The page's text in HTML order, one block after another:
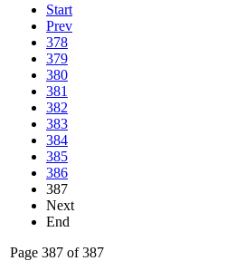
Start
Prev
378
379
380
381
382
383
384
385
386
387
Next
End
Page 387 of 387